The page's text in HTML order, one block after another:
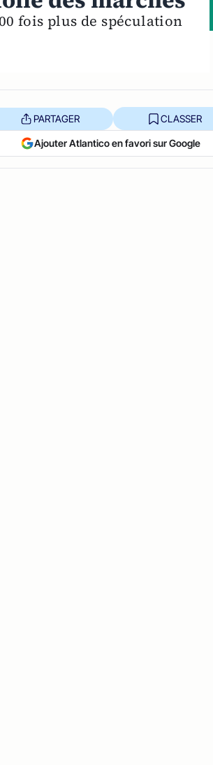
fois plus de spéculation
PARTAGER CLASSER
Ajouter Atlantico en favori sur Google